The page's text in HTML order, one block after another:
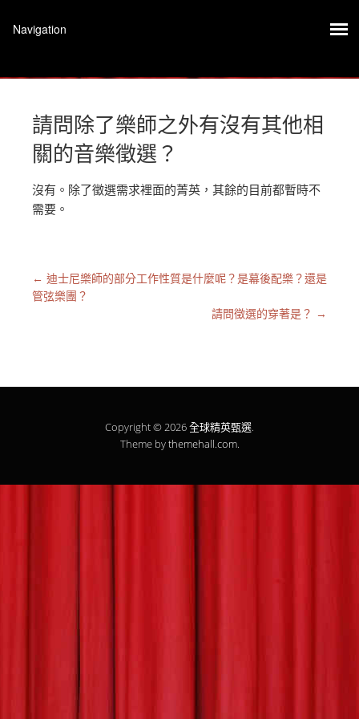
請問除了樂師之外有沒有其他相
關的音樂徵選？
沒有。除了徵選需求裡面的菁英，其餘的目前都暫時不
需要。
← 迪士尼樂師的部分工作性質是什麼呢？是幕後配樂？還是
管弦樂團？
請問徵選的穿著是？ →
Copyright © 2026全球精英甄選.
Theme bythemehall.com.